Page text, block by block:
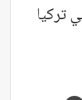
تركيا